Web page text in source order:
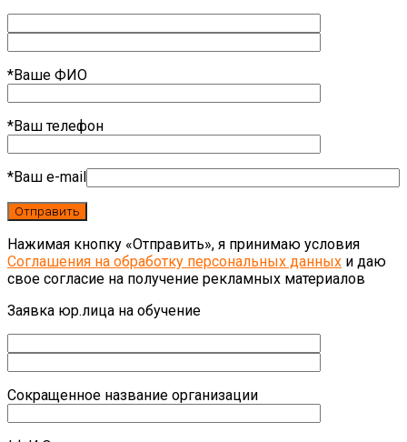
*Ваше ФИО
*Ваш телефон
*Ваш e-mail
Нажимая кнопку «Отправить», я принимаю условия
Соглашения на обработку персональных данных и даю
свое согласие на получение рекламных материалов
Заявка юр.лица на обучение
Сокращенное название организации